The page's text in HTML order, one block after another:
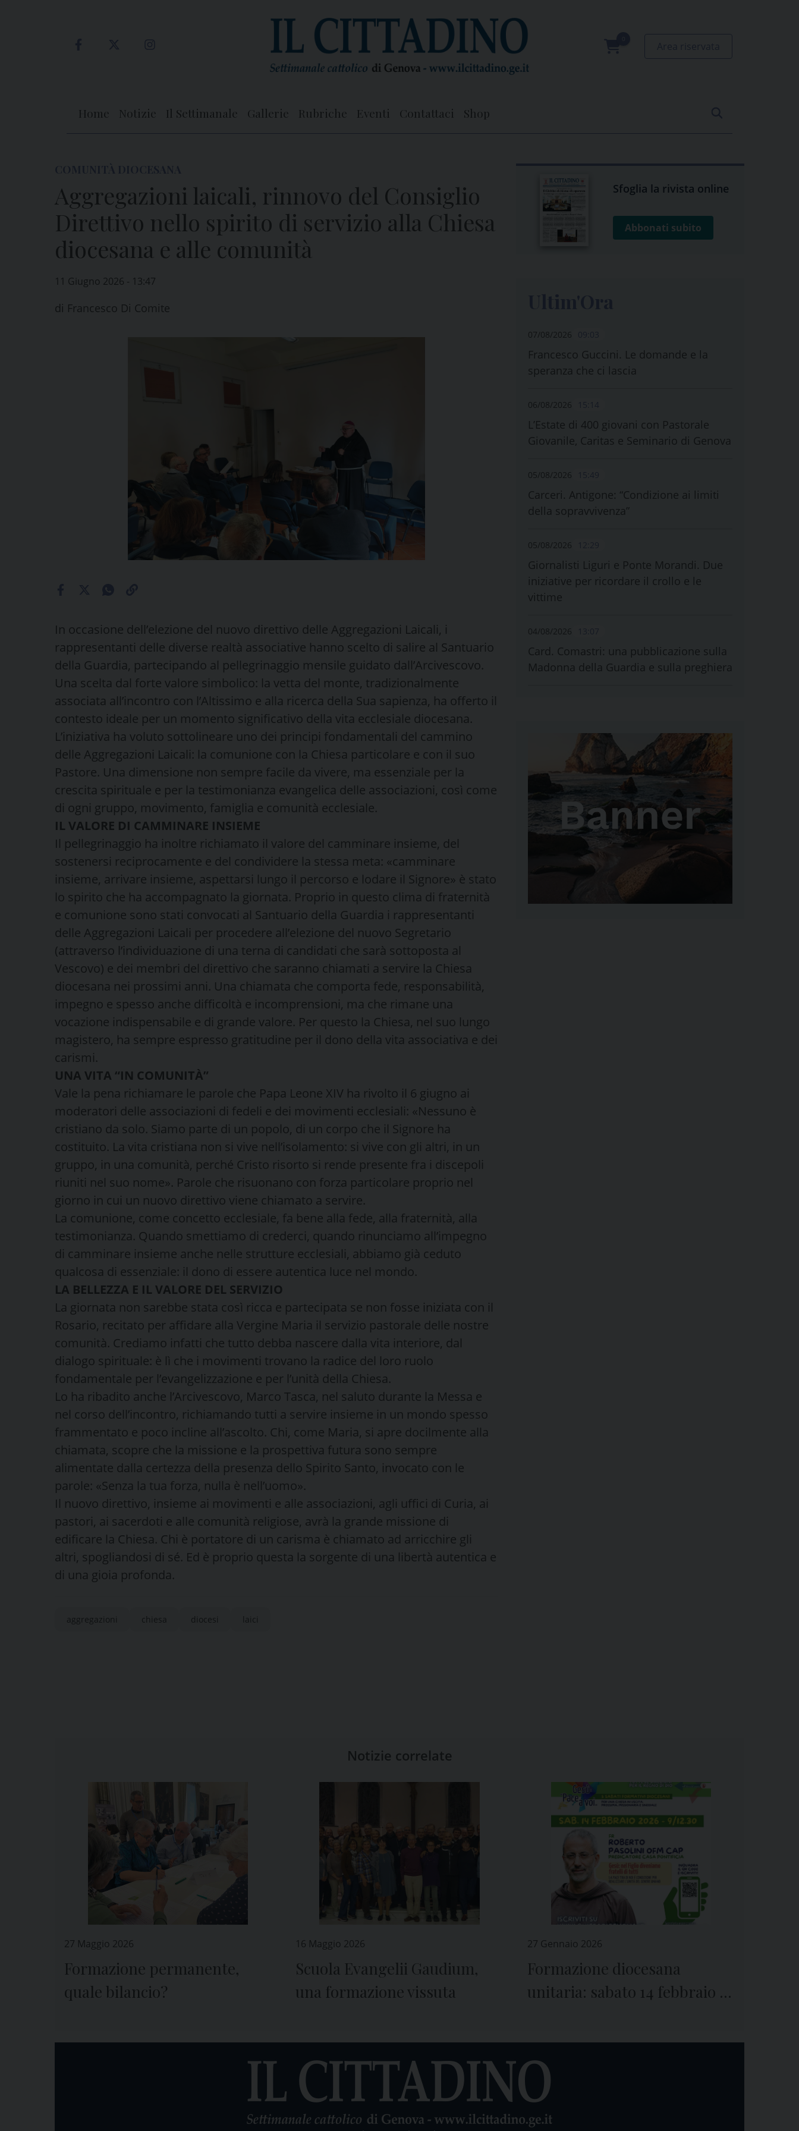
Home Notizie Il Settimanale Gallerie Rubriche Eventi Contattaci Shop
Aggregazioni laicali, rinnovo del Consiglio
Direttivo nello spirito di servizio alla Chiesa
diocesana e alle comunità
11 Giugno 2026 - 13:47
di Francesco Di Comite
In occasione dell’elezione del nuovo direttivo delle Aggregazioni Laicali, i
rappresentanti delle diverse realtà associative hanno scelto di salire al Santuario
della Guardia, partecipando al pellegrinaggio mensile guidato dall’Arcivescovo.
Una scelta dal forte valore simbolico: la vetta del monte, tradizionalmente
associata all’incontro con l’Altissimo e alla ricerca della Sua sapienza, ha offerto il
contesto ideale per un momento significativo della vita ecclesiale diocesana.
L’iniziativa ha voluto sottolineare uno dei principi fondamentali del cammino
delle Aggregazioni Laicali: la comunione con la Chiesa particolare e con il suo
Pastore. Una dimensione non sempre facile da vivere, ma essenziale per la
crescita spirituale e per la testimonianza evangelica delle associazioni, così come
di ogni gruppo, movimento, famiglia e comunità ecclesiale.
IL VALORE DI CAMMINARE INSIEME
Il pellegrinaggio ha inoltre richiamato il valore del camminare insieme, del
sostenersi reciprocamente e del condividere la stessa meta: «camminare
insieme, arrivare insieme, aspettarsi lungo il percorso e lodare il Signore» è stato
lo spirito che ha accompagnato la giornata. Proprio in questo clima di fraternità
e comunione sono stati convocati al Santuario della Guardia i rappresentanti
delle Aggregazioni Laicali per procedere all’elezione del nuovo Segretario
(attraverso l’individuazione di una terna di candidati che sarà sottoposta al
Vescovo) e dei membri del direttivo che saranno chiamati a servire la Chiesa
diocesana nei prossimi anni. Una chiamata che comporta fede, responsabilità,
impegno e spesso anche difficoltà e incomprensioni, ma che rimane una
vocazione indispensabile e di grande valore. Per questo la Chiesa, nel suo lungo
magistero, ha sempre espresso gratitudine per il dono della vita associativa e dei
carismi.
UNA VITA “IN COMUNITÀ”
Vale la pena richiamare le parole che Papa Leone XIV ha rivolto il 6 giugno ai
moderatori delle associazioni di fedeli e dei movimenti ecclesiali: «Nessuno è
cristiano da solo. Siamo parte di un popolo, di un corpo che il Signore ha
costituito. La vita cristiana non si vive nell’isolamento: si vive con gli altri, in un
gruppo, in una comunità, perché Cristo risorto si rende presente fra i discepoli
riuniti nel suo nome». Parole che risuonano con forza particolare proprio nel
giorno in cui un nuovo direttivo viene chiamato a servire.
La comunione, come concetto ecclesiale, fa bene alla fede, alla fraternità, alla
testimonianza. Quando smettiamo di crederci, quando rinunciamo all’impegno
di camminare insieme anche nelle strutture ecclesiali, abbiamo già ceduto
qualcosa di essenziale: il dono di essere autentica luce nel mondo.
LA BELLEZZA E IL VALORE DEL SERVIZIO
La giornata non sarebbe stata così ricca e partecipata se non fosse iniziata con il
Rosario, recitato per affidare alla Vergine Maria il servizio pastorale delle nostre
comunità. Crediamo infatti che tutto debba nascere dalla vita interiore, dal
dialogo spirituale: è lì che i movimenti trovano la radice del loro ruolo
fondamentale per l’evangelizzazione e per l’unità della Chiesa.
Lo ha ribadito anche l’Arcivescovo, Marco Tasca, nel saluto durante la Messa e
nel corso dell’incontro, richiamando tutti a servire insieme in un mondo spesso
frammentato e poco incline all’ascolto. Chi, come Maria, si apre docilmente alla
chiamata, scopre che la missione e la prospettiva futura sono sempre
alimentate dalla certezza della presenza dello Spirito Santo, invocato con le
parole: «Senza la tua forza, nulla è nell’uomo».
Il nuovo direttivo, insieme ai movimenti e alle associazioni, agli uffici di Curia, ai
pastori, ai sacerdoti e alle comunità religiose, avrà la grande missione di
edificare la Chiesa. Chi è portatore di un carisma è chiamato ad arricchire gli
altri, spogliandosi di sé. Ed è proprio questa la sorgente di una libertà autentica e
di una gioia profonda.
aggregazioni chiesa diocesi laici
Sfoglia la rivista online
Abbonati subito
07/08/2026
Francesco Guccini. Le domande e la
speranza che ci lascia
06/08/2026
L’Estate di 400 giovani con Pastorale
Giovanile, Caritas e Seminario di Genova
05/08/2026
Carceri. Antigone: “Condizione ai limiti
della sopravvivenza”
05/08/2026
Giornalisti Liguri e Ponte Morandi. Due
iniziative per ricordare il crollo e le
vittime
04/08/2026
Card. Comastri: una pubblicazione sulla
Madonna della Guardia e sulla preghiera
Notizie correlate
27 Maggio 2026
Formazione permanente,
quale bilancio?
16 Maggio 2026
Scuola Evangelii Gaudium,
una formazione vissuta
27 Gennaio 2026
Formazione diocesana
unitaria: sabato 14 febbraio il